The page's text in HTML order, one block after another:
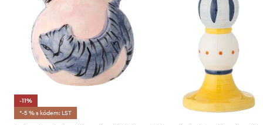
-11%
*-5 % s kódem: LST